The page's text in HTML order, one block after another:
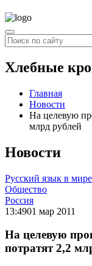
Хлебные
Главная
Новости
На целевую
млрд рублей
Новости
Русский язык в мире
Общество
Россия
13:4901 мар 2011
На целевую
потратят 2,2